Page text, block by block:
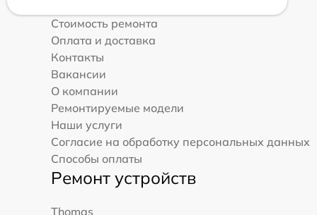
Стоимость ремонта
Оплата и доставка
Контакты
Вакансии
О компании
Ремонтируемые модели
Наши услуги
Согласие на обработку персональных данных
Способы оплаты
Ремонт устройств
Thomas